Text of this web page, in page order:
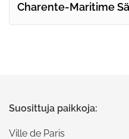
Charente-Maritime
Suosittuja paikkoja:
Ville de Paris